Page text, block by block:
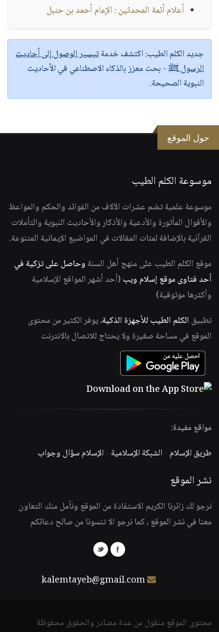
أعلام أئمة المحدثين : الإمام أحمد بن حنبل
جديد الكلم الطيب:اكتشف خدمةتيسير الوصول إلى أحاديث
الرسول ﷺ - بحث معزز بالذكاء الاصطناعي في الأحاديث
النبوية الصحيحة.
حول الموقع
موسوعة الكلم الطيب
موسوعة علمية تضم عشرات الآلاف من الفوائد والحكم والمواعظ
والأقوال المأثورة والأدعية والأذكار والأحاديث النبوية والتأملات
القرآنية بالإضافة لمئات المقالات في المواضيع الإيمانية المتنوعة.
موقع الكلم الطيب على منهج أهل السنة وحاصل على تزكية في
أحد فتاوى موقع إسلام ويب (أحد أشهر المواقع الإسلامية
وأكثرها موثوقية)
تطبيق الكلم الطيب للأجهزة الذكية، يوفر الكثير من محتوى
الموقع في مساحة صغيرة ولا يحتاج للاتصال بالانترنت
مواقع مفيدة:
طريق الإسلام -الشبكة الإسلامية -الإسلام سؤال وجواب
نشر الموقع
نرجو لك زائرنا الكريم الاستفادة من الموقع ونأمل منك التعاون
معنا في نشر الموقع ، كما نرجو الا تنسونا من صالح دعائكم
kalemtayeb@gmail.com
محتوى الموقع منقول من عدة مصادر والحقوق محفوظة